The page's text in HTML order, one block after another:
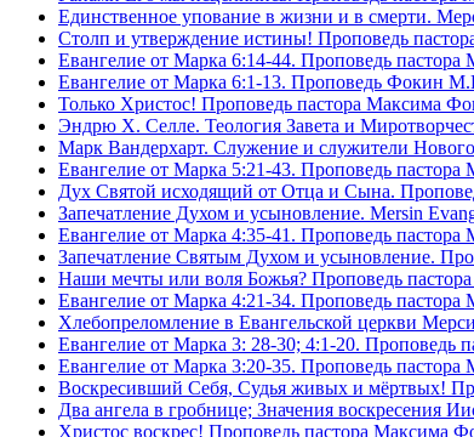
Единственное упование в жизни и в смерти.
Столп и утверждение истины! Проповедь
Евангелие от Марка 6:14-44. Проповедь
Евангелие от Марка 6:1-13. Проповедь Фокин
Только Христос! Проповедь пастора Максима
Эндрю Х. Селле. Теология Завета и
Марк Вандерхарт. Служение и служители
Евангелие от Марка 5:21-43. Проповедь
Дух Святой исходящий от Отца и Сына.
Запечатление Духом и усыновление. Mersin
Евангелие от Марка 4:35-41. Проповедь
Запечатление Святым Духом и усыновление.
Наши мечты или воля Божья? Проповедь
Евангелие от Марка 4:21-34. Проповедь
Хлебопреломление в Евангельской церкви
Евангелие от Марка 3: 28-30; 4:1-20. Проповедь
Евангелие от Марка 3:20-35. Проповедь
Воскресивший Себя, Судья живых и мëртвых!
Два ангела в гробнице; Значения воскресения
Христос воскрес! Проповедь пастора Максима